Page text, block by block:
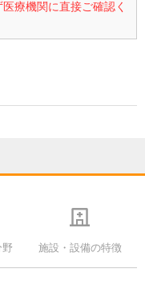
療機関に直接ご確認く
施設・設備の特徴